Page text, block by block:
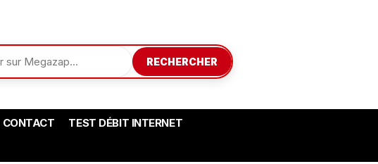
RECHERCHER
CONTACT TEST DÉBIT INTERNET